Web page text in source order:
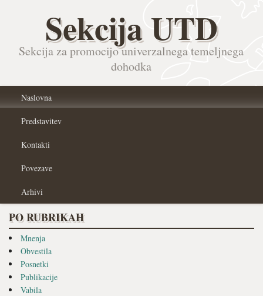
Sekcija UTD
Sekcija za promocijo univerzalnega temeljnega
dohodka
Naslovna
Predstavitev
Kontakti
Povezave
Arhivi
PO RUBRIKAH
Mnenja
Obvestila
Posnetki
Publikacije
Vabila